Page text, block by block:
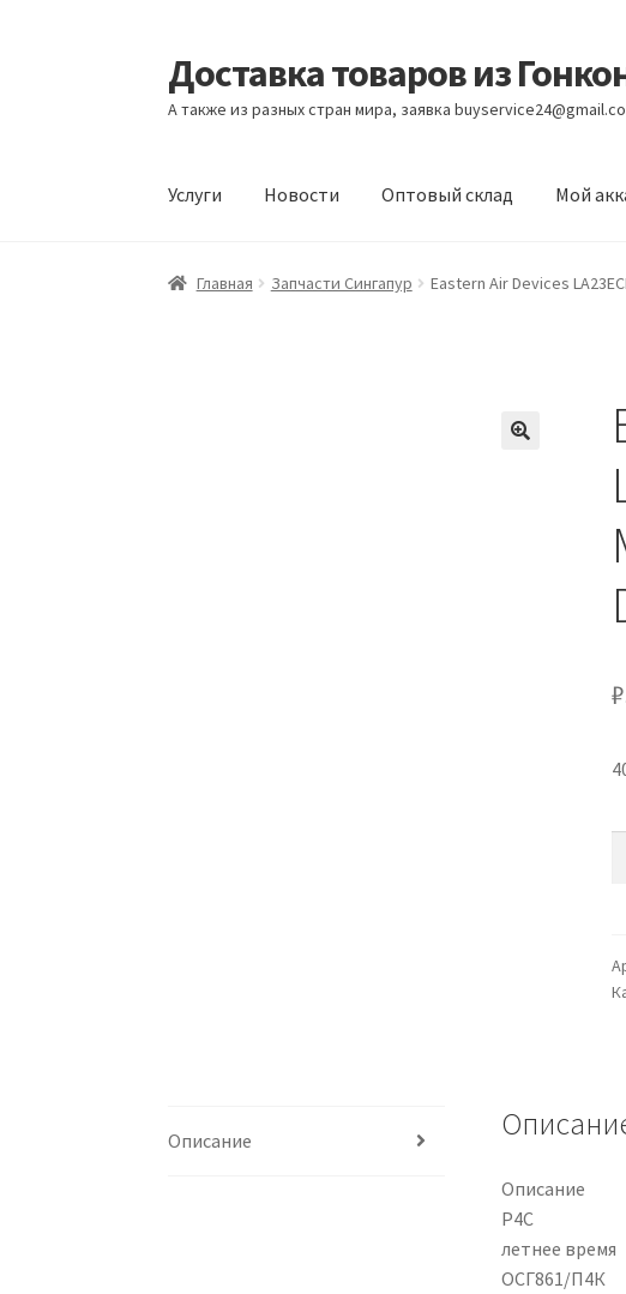
Перейти
к
навигации
Перейти
к
содержимому
Доставка товаров из
А также из разных стран мира, заявка
Услуги Новости Оптовый склад Мой
Главная Контакты Корзина Мой аккаунт Новости
Главная Запчасти Сингапур Eastern Air Devices
₽
Описание
Описание
P4C
летнее время
ОСГ861/П4К